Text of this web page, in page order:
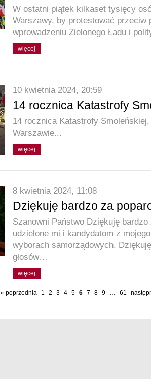
W ostatni piątek kilkaset tysięcy
Warszawy, by protestować przeciw
wprowadzeniu Zielonego Ładu i
więcej
10 kwietnia 2024, 20:59
14 rocznica Katastrofy
14 rocznica Katastrofy
Warszawie...
więcej
8 kwietnia 2024, 11:08
Dziękuję bardzo za
Szanowni Państwo Dziękuję bardzo
udzielone mi i kandydatom z
wyborach samorządowych.
głosów…
więcej
« poprzednia 1 2 3 4 5 6 7 8 9 … 61